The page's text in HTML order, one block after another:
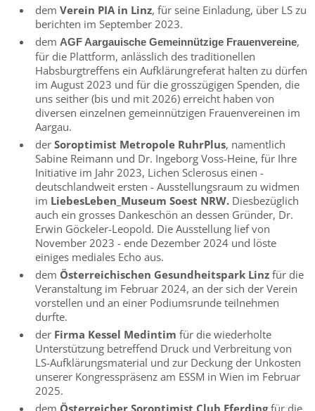
dem Verein PIA in Linz, für seine Einladung, über LS zu
berichten im September 2023.
dem AGF Aargauische Gemeinnützige Frauenvereine,
für die Plattform, anlässlich des traditionellen
Habsburgtreffens ein Aufklärungreferat halten zu dürfen
im August 2023 und für die grosszügigen Spenden, die
uns seither (bis und mit 2026) erreicht haben von
diversen einzelnen gemeinnützigen Frauenvereinen im
Aargau.
der Soroptimist Metropole RuhrPlus, namentlich
Sabine Reimann und Dr. Ingeborg Voss-Heine, für Ihre
Initiative im Jahr 2023, Lichen Sclerosus einen -
deutschlandweit ersten - Ausstellungsraum zu widmen
im LiebesLeben_Museum Soest NRW. Diesbezüglich
auch ein grosses Dankeschön an dessen Gründer, Dr.
Erwin Göckeler-Leopold. Die Ausstellung lief von
November 2023 - ende Dezember 2024 und löste
einiges mediales Echo aus.
dem Österreichischen Gesundheitspark Linz für die
Veranstaltung im Februar 2024, an der sich der Verein
vorstellen und an einer Podiumsrunde teilnehmen
durfte.
der Firma Kessel Medintim für die wiederholte
Unterstützung betreffend Druck und Verbreitung von
LS-Aufklärungsmaterial und zur Deckung der Unkosten
unserer Kongresspräsenz am ESSM in Wien im Februar
2025.
dem Österreicher Soroptimist Club Eferdingfür die